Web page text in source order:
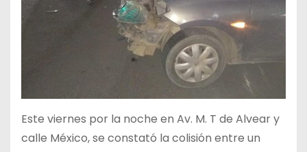
Este viernes por la noche en Av. M. T de Alvear y
calle México, se constató la colisión entre un